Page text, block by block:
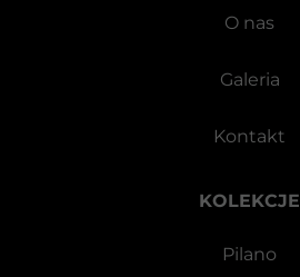
KOLEKCJE
Pilano
O nas
Galeria
Kontakt